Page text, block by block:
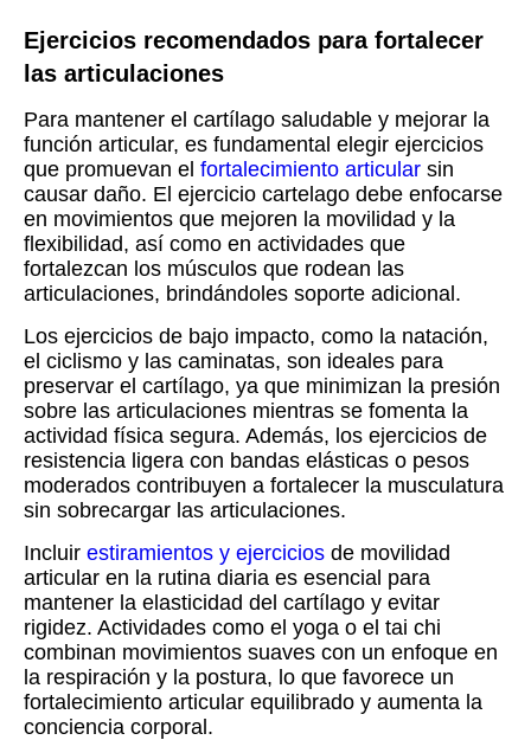
Ejercicios recomendados para fortalecer
las articulaciones
Para mantener el cartílago saludable y mejorar la
función articular, es fundamental elegir ejercicios
que promuevan el fortalecimiento articular sin
causar daño. El ejercicio cartelago debe enfocarse
en movimientos que mejoren la movilidad y la
flexibilidad, así como en actividades que
fortalezcan los músculos que rodean las
articulaciones, brindándoles soporte adicional.
Los ejercicios de bajo impacto, como la natación,
el ciclismo y las caminatas, son ideales para
preservar el cartílago, ya que minimizan la presión
sobre las articulaciones mientras se fomenta la
actividad física segura. Además, los ejercicios de
resistencia ligera con bandas elásticas o pesos
moderados contribuyen a fortalecer la musculatura
sin sobrecargar las articulaciones.
Incluir estiramientos y ejercicios de movilidad
articular en la rutina diaria es esencial para
mantener la elasticidad del cartílago y evitar
rigidez. Actividades como el yoga o el tai chi
combinan movimientos suaves con un enfoque en
la respiración y la postura, lo que favorece un
fortalecimiento articular equilibrado y aumenta la
conciencia corporal.